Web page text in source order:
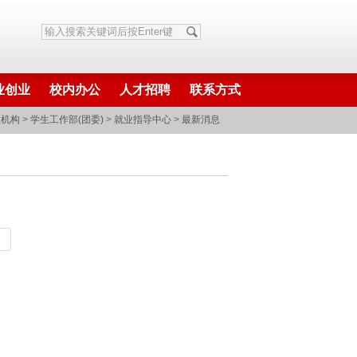
创业 校内办公 人才招聘 联系方式
构 > 学生工作部(团委) > 就业指导中心 > 最新消息